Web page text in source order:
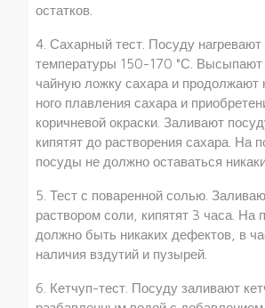
остатков.
4. Сахарный тест. Посуду нагре­вают
температуры 150-170 °С. Высы­пают
чайную ложку сахара и продолжают
ного плавления сахара и
коричневой окраски. За­ливают
кипятят до рас­творения сахара. На
посу­ды не должно оставаться
5. Тест с поваренной солью.
раствором соли, кипятят 3 часа. На
должно быть никаких дефектов, в
наличия вздутий и пузырей.
6. Кетчуп-тест. Посуду заливают